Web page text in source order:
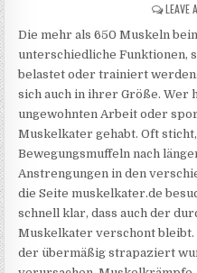
LEAVE
Die mehr als 650 Muskeln
unterschiedliche Funktionen,
belastet oder trainiert
sich auch in ihrer Größe. Wer
ungewohnten Arbeit oder
Muskelkater gehabt. Oft
Bewegungsmuffeln nach
Anstrengungen in den
die Seite muskelkater.de
schnell klar, dass auch der
Muskelkater verschont
der übermäßig strapaziert